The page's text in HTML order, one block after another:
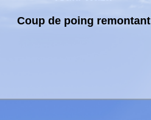
Coup de poing remontant